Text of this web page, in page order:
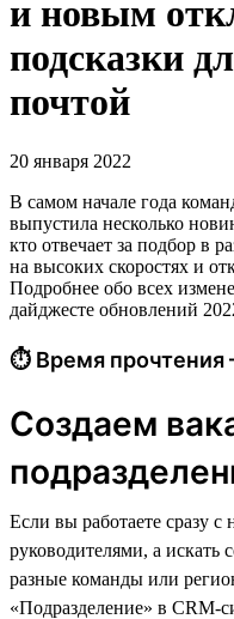
и новым
подсказки
почтой
20 января 2022
В самом начале года
выпустила несколько
кто отвечает за подбор в
на высоких скоростях и
Подробнее обо всех
дайджесте обновлений
⏱ Время
Создаем
Если вы работаете сразу
руководителями, а искать
разные команды или
«Подразделение» в CRM-